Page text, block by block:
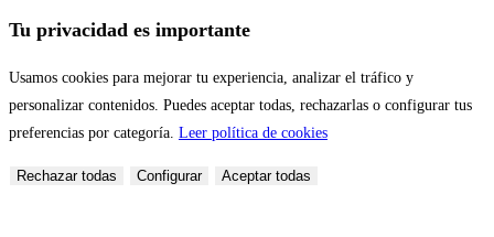
Tu privacidad es importante
Usamos cookies para mejorar tu experiencia, analizar el tráfico y
personalizar contenidos. Puedes aceptar todas, rechazarlas o configurar tus
preferencias por categoría. Leer política de cookies
Rechazar todas Configurar Aceptar todas